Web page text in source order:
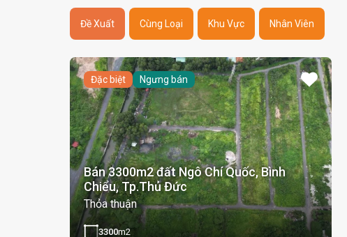
Đề Xuất Cùng Loại Khu Vực Nhân Viên
Đặc biệt Ngưng bán
Bán 3300m2 đất Ngô Chí Quốc, Bình
Chiểu, Tp.Thủ Đức
Thỏa thuận
3300m2